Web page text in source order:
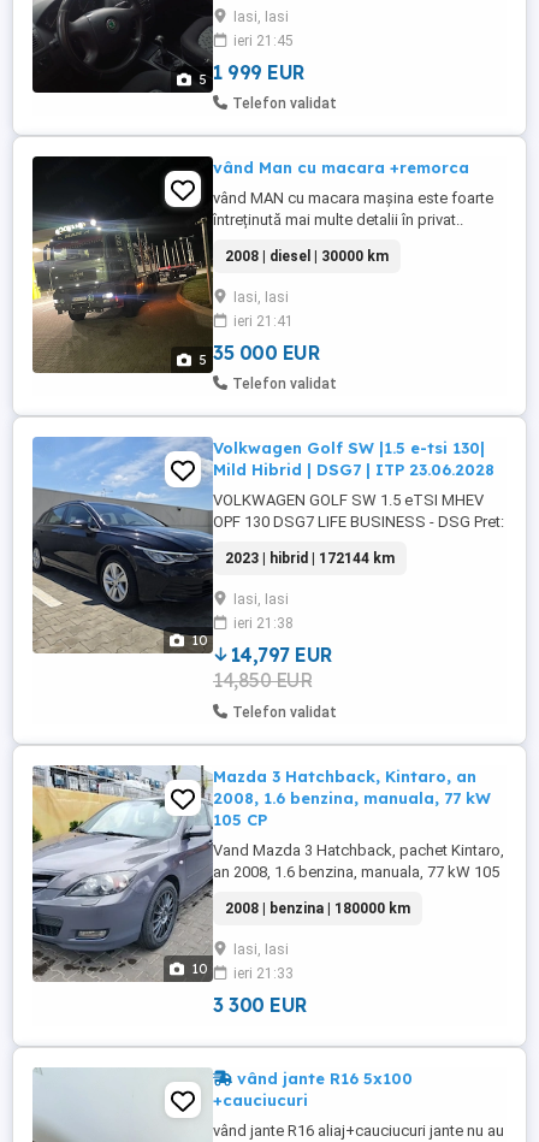
5
Iasi, Iasi
ieri 21:45
1 999 EUR
Telefon validat
5
vând Man cu macara +remorca
vând MAN cu macara mașina este foarte
întreținută mai multe detalii în privat..
2008 | diesel | 30000 km
Iasi, Iasi
ieri 21:41
35 000 EUR
Telefon validat
10
Volkwagen Golf SW |1.5 e-tsi 130|
Mild Hibrid | DSG7 | ITP 23.06.2028
VOLKWAGEN GOLF SW 1.5 eTSI MHEV
OPF 130 DSG7 LIFE BUSINESS - DSG Pret:
Istoric service Volkswagen Garantie pana
la 3 ani Autoturism verificat tehnic KM
garantati contractual Un singur proprietar
Dotari: 2 interfete USB-C in fata si 2 prize
incarcare ...
2023 | hibrid | 172144 km
Iasi, Iasi
ieri 21:38
14,797 EUR
14,850 EUR
Telefon validat
10
Mazda 3 Hatchback, Kintaro, an
2008, 1.6 benzina, manuala, 77 kW
105 CP
Vand Mazda 3 Hatchback, pachet Kintaro,
an 2008, 1.6 benzina, manuala, 77 kW 105
km reali, in crestere. Masina de nefumator,
bine intretinuta si se afla in stare buna de
functionare. Nu a avut probleme majore in
trecut, doar mentenanta normala. Consum
real: Oras: ...
2008 | benzina | 180000 km
Iasi, Iasi
ieri 21:33
3 300 EUR
vând jante R16 5x100
+cauciucuri
vând jante R16 aliaj+cauciucuri jante nu au